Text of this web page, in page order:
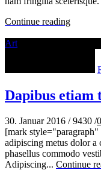
Continue reading
Art
Dapibus etiam
30. Januar 2016 / 9430 /0
[mark
adipiscing metus dolor a
phasellus commodo
Adipiscing... Continue